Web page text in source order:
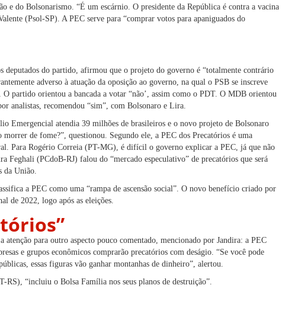
e do Bolsonarismo. “É um escárnio. O presidente da República é contra a vacina
(Psol-SP). A PEC serve para “comprar votos para apaniguados do
deputados do partido, afirmou que o projeto do governo é “totalmente contrário
adverso à atuação da oposição ao governo, na qual o PSB se inscreve
O partido orientou a bancada a votar “não’, assim como o PDT. O MDB orientou
analistas, recomendou “sim”, com Bolsonaro e Lira.
Emergencial atendia 39 milhões de brasileiros e o novo projeto de Bolsonaro
de fome?”, questionou. Segundo ele, a PEC dos Precatórios é uma
Para Rogério Correia (PT-MG), é difícil o governo explicar a PEC, já que não
Feghali (PCdoB-RJ) falou do “mercado especulativo” de precatórios que será
da União.
a PEC como uma “rampa de ascensão social”. O novo benefício criado por
de 2022, logo após as eleições.
para outro aspecto pouco comentado, mencionado por Jandira: a PEC
e grupos econômicos comprarão precatórios com deságio. “Se você pode
essas figuras vão ganhar montanhas de dinheiro”, alertou.
“incluiu o Bolsa Família nos seus planos de destruição”.